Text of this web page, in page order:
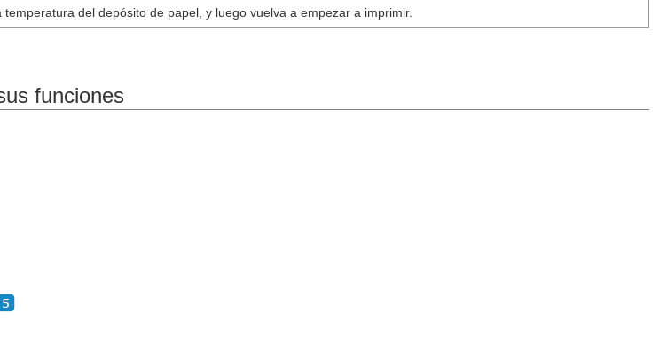
del depósito de papel, y luego vuelva a empezar a imprimir.
funciones